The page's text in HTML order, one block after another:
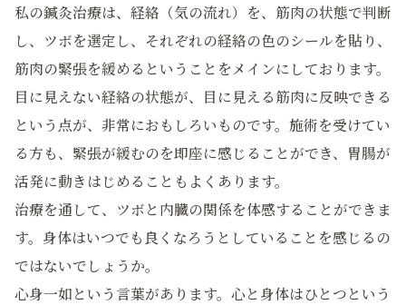
私の鍼灸治療は、経絡（気の流れ）を、筋肉の状態で判断
し、ツボを選定し、それぞれの経絡の色のシールを貼り、
筋肉の緊張を緩めるということをメインにしております。
目に見えない経絡の状態が、目に見える筋肉に反映できる
という点が、非常におもしろいものです。施術を受けてい
る方も、緊張が緩むのを即座に感じることができ、胃腸が
活発に動きはじめることもよくあります。
治療を通して、ツボと内臓の関係を体感することができま
す。身体はいつでも良くなろうとしていることを感じるの
ではないでしょうか。
心身一如という言葉があります。心と身体はひとつという